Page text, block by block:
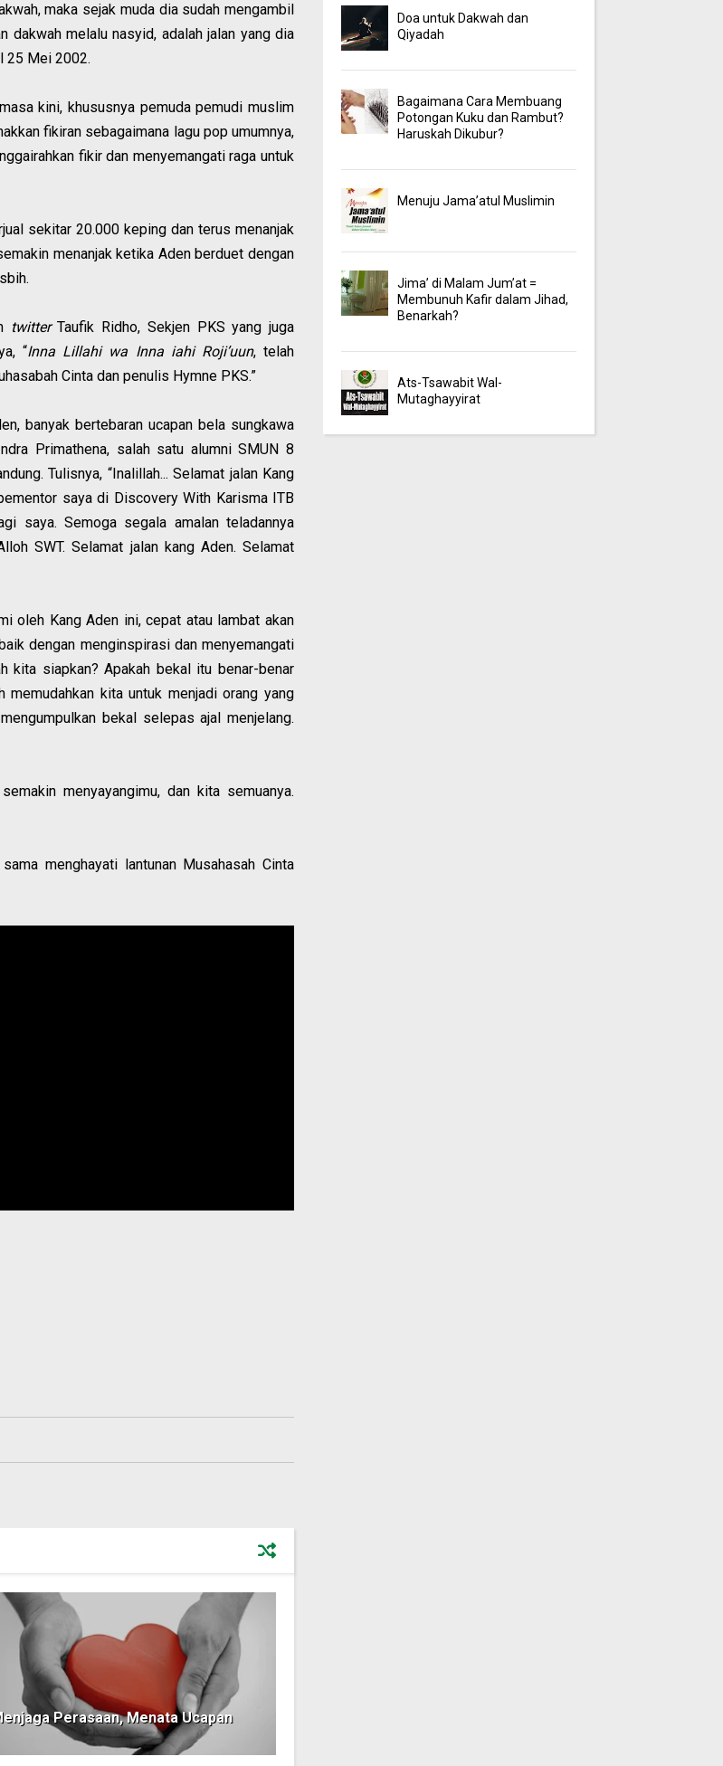
maka sejak muda dia sudah mengambil
dakwah melalu nasyid, adalah jalan yang dia
25 Mei 2002.
kini, khususnya pemuda pemudi muslim
fikiran sebagaimana lagu pop umumnya,
fikir dan menyemangati raga untuk
sekitar 20.000 keping dan terus menanjak
menanjak ketika Aden berduet dengan
twitterTaufik Ridho, Sekjen PKS yang juga
“Inna Lillahi wa Inna iahi Roji’uun, telah
Cinta dan penulis Hymne PKS.”
banyak bertebaran ucapan bela sungkawa
Primathena, salah satu alumni SMUN 8
Tulisnya, “Inalillah... Selamat jalan Kang
saya di Discovery With Karisma ITB
saya. Semoga segala amalan teladannya
SWT. Selamat jalan kang Aden. Selamat
oleh Kang Aden ini, cepat atau lambat akan
dengan menginspirasi dan menyemangati
kita siapkan? Apakah bekal itu benar-benar
kita untuk menjadi orang yang
bekal selepas ajal menjelang.
menyayangimu, dan kita semuanya.
menghayati lantunan Musahasah Cinta
Perasaan, Menata Ucapan
Doa untuk Dakwah dan
Qiyadah
Bagaimana Cara Membuang
Potongan Kuku dan Rambut?
Haruskah Dikubur?
Menuju Jama’atul Muslimin
Jima’ di Malam Jum’at =
Membunuh Kafir dalam Jihad,
Benarkah?
Ats-Tsawabit Wal-
Mutaghayyirat